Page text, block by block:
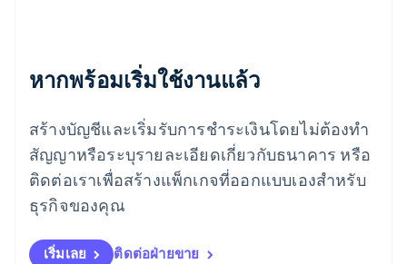
หากพร้อมเริ่มใช้งานแล้ว
สร้างบัญชีและเริ่มรับการชำระเงินโดยไม่ต้องทำ
สัญญาหรือระบุรายละเอียดเกี่ยวกับธนาคาร หรือ
ติดต่อเราเพื่อสร้างแพ็กเกจที่ออกแบบเองสำหรับ
ธุรกิจของคุณ
เริ่มเลย ติดต่อฝ่ายขาย
English
ลักเซมเบิร์ก
ลัตเวีย
English
ลิกเตนสไตน์
DeutschEnglish
ลิทัวเนีย
สเปน
EspañolEnglish